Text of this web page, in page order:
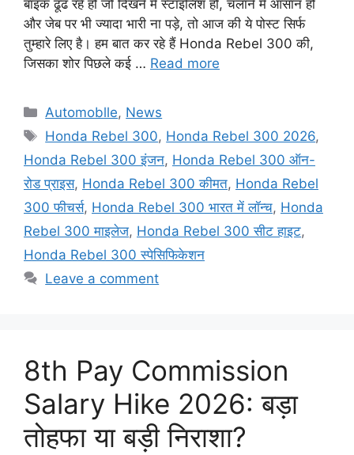
बाइक ढूंढ रहे हो जो दिखने में स्टाइलिश हो, चलाने में आसान हो
और जेब पर भी ज्यादा भारी ना पड़े, तो आज की ये पोस्ट सिर्फ
तुम्हारे लिए है। हम बात कर रहे हैं Honda Rebel 300 की,
जिसका शोर पिछले कई … Read more
Automoblle, News
Honda Rebel 300, Honda Rebel 300 2026,
Honda Rebel 300 इंजन, Honda Rebel 300 ऑन-
रोड प्राइस, Honda Rebel 300 कीमत, Honda Rebel
300 फीचर्स, Honda Rebel 300 भारत में लॉन्च, Honda
Rebel 300 माइलेज, Honda Rebel 300 सीट हाइट,
Honda Rebel 300 स्पेसिफिकेशन
Leave a comment
8th Pay Commission
Salary Hike 2026: बड़ा
तोहफा या बड़ी निराशा?